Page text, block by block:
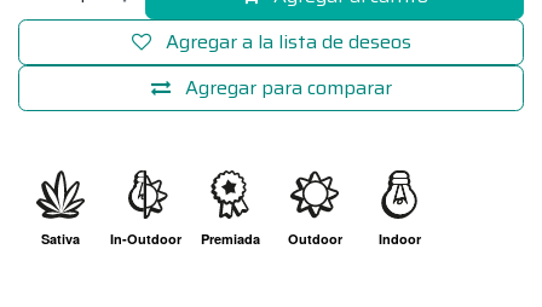
Agregar para comparar
Agregar a la lista de deseos
Sativa In-Outdoor Premiada Outdoor Indoor